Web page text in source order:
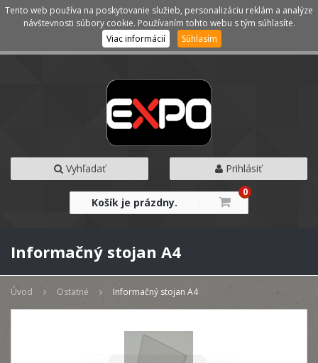
Kategórie Menu
Vyhľadať Prihlásiť
Košík je prázdny.
0
Informačný stojan A4
Úvod Ostatné Informačný stojan A4
Tento web používa na poskytovanie služieb, personalizáciu reklám a analýze
návštevnosti súbory cookie. Používaním tohto webu s tým súhlasíte.
Viac informácií
Súhlasím